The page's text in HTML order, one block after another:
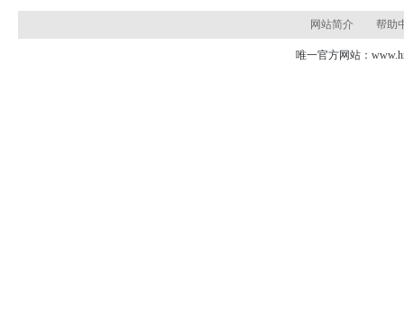
网站简介 帮助
唯一官方网站：